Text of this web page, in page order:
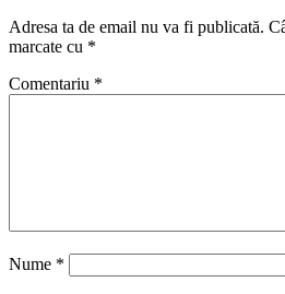
Adresa ta de email nu va fi publicată.
marcate cu *
Comentariu *
Nume *